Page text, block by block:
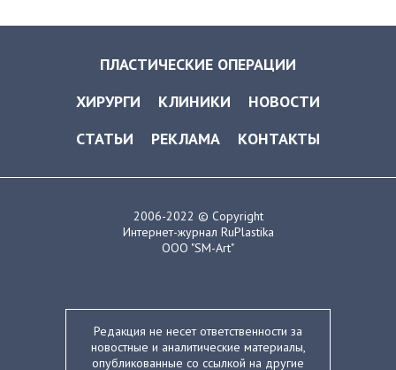
ПЛАСТИЧЕСКИЕ ОПЕРАЦИИ
ХИРУРГИ
КЛИНИКИ
НОВОСТИ
СТАТЬИ
РЕКЛАМА КОНТАКТЫ
2006-2022 © Copyright
Интернет-журнал RuPlastika
ООО "SM-Art"
Редакция не несет ответственности за
новостные и аналитические материалы,
опубликованные со ссылкой на другие